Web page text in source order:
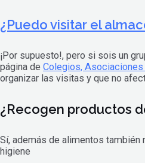
¿Puedo visitar el
¡Por supuesto!, pero si sois un
página de Colegios,
organizar las visitas y que no
¿Recogen productos
Sí, además de alimentos
higiene